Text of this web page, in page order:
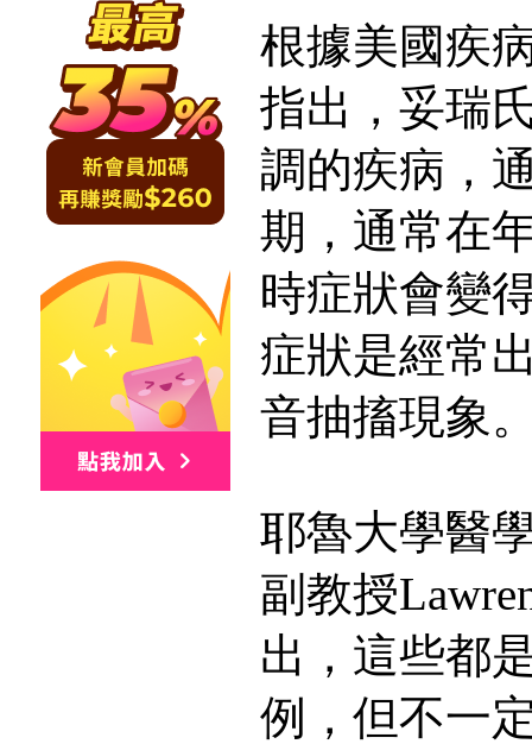
根據美國疾
指出，妥瑞
調的疾病，
期，通常在
時症狀會變
症狀是經常
音抽搐現象
耶魯大學醫
副教授
出，這些都
例，但不一